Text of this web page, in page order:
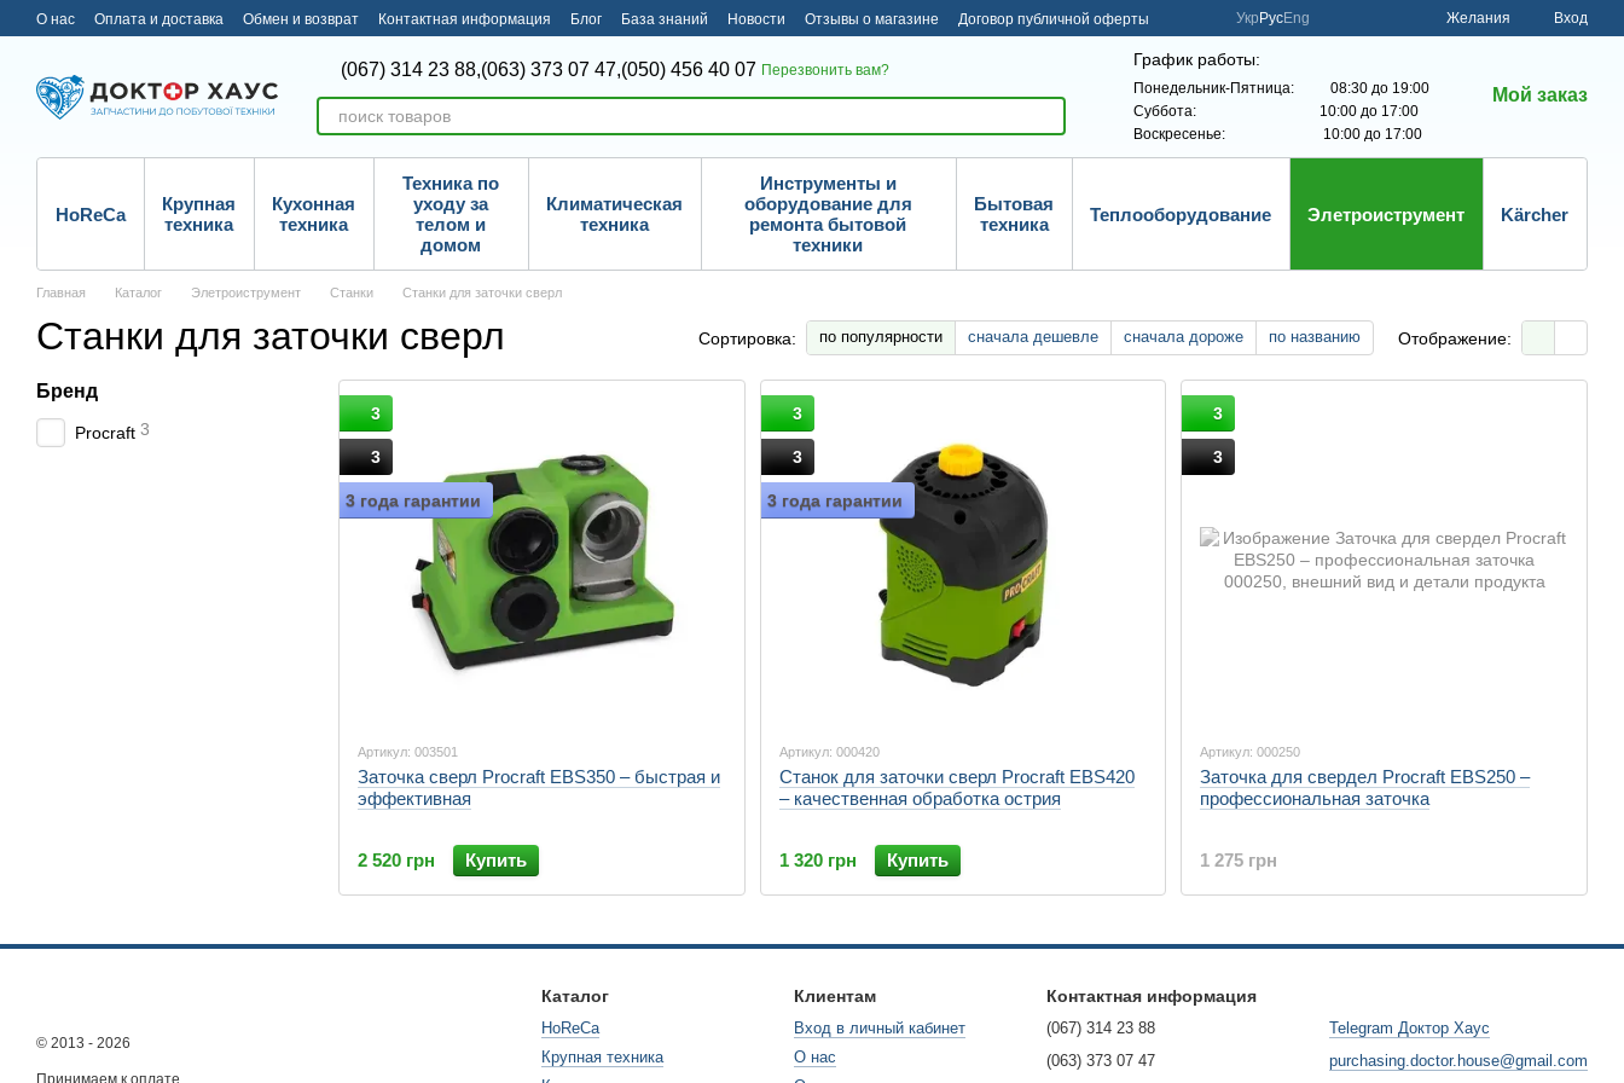
Перейти к основному контенту
О нас Оплата и доставка Обмен и возврат Контактная информация Блог База знаний Новости Отзывы о магазине Договор публичной оферты Укр РусEng Желания Вход
(067) 314 23 88,(063) 373 07 47,(050) 456 40 07 Перезвонить вам?
График работы:
Понедельник-Пятница: 08:30 до 19:00
Суббота: 10:00 до 17:00
Воскресенье: 10:00 до 17:00
Мой заказ
HoReCa
Крупная
техника
Кухонная
техника
Техника по
уходу за
телом и
домом
Климатическая
техника
Инструменты и
оборудование для
ремонта бытовой
техники
Бытовая
техника
Теплооборудование Элетроиструмент Kärcher
Главная Каталог Элетроиструмент Станки Станки для заточки сверл
Станки для заточки сверл Сортировка: по популярности сначала дешевле сначала дороже по названию Отображение:
3
3
3 года гарантии
Артикул: 003501
Заточка сверл Procraft EBS350 – быстрая и
эффективная
2 520 грн Купить
3
3
3 года гарантии
Артикул: 000420
Станок для заточки сверл Procraft EBS420
– качественная обработка острия
1 320 грн Купить
3
3
Артикул: 000250
Заточка для свердел Procraft EBS250 –
профессиональная заточка
1 275 грн
Бренд
Procraft 3
© 2013 - 2026
Принимаем к оплате
Каталог
HoReCa
Крупная техника
Клиентам
Вход в личный кабинет
О нас
Контактная информация
(067) 314 23 88
(063) 373 07 47
Telegram Доктор Хаус
purchasing.doctor.house@gmail.com